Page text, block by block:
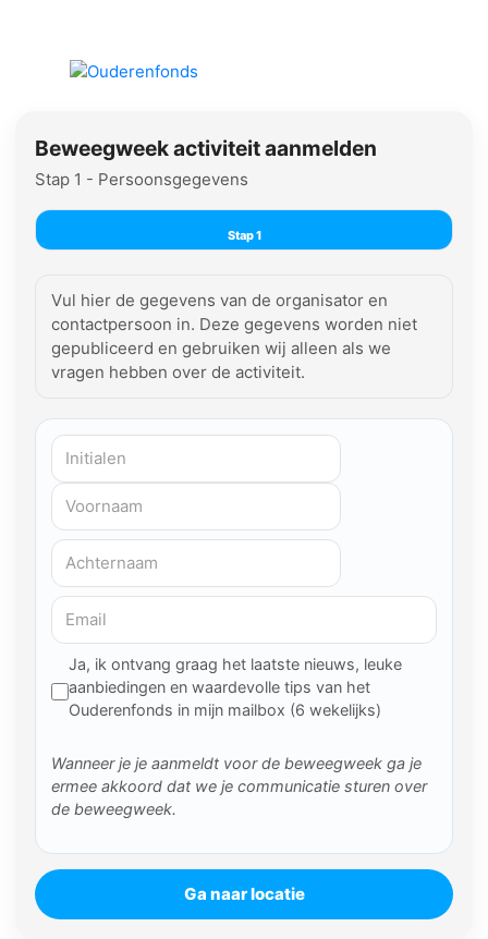
Beweegweek activiteit aanmelden
Stap 1 - Persoonsgegevens
Stap 1
Vul hier de gegevens van de organisator en
contactpersoon in. Deze gegevens worden niet
gepubliceerd en gebruiken wij alleen als we
vragen hebben over de activiteit.
Ja, ik ontvang graag het laatste nieuws, leuke
aanbiedingen en waardevolle tips van het
Ouderenfonds in mijn mailbox (6 wekelijks)
Wanneer je je aanmeldt voor de beweegweek ga je
ermee akkoord dat we je communicatie sturen over
de beweegweek.
Ga naar locatie